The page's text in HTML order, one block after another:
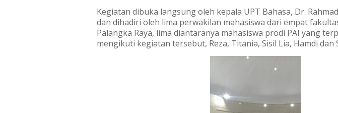
Kegiatan dibuka langsung oleh kepala UPT Bahasa, Dr.
dan dihadiri oleh lima perwakilan mahasiswa dari empat
Palangka Raya, lima diantaranya mahasiswa prodi PAI yang
mengikuti kegiatan tersebut, Reza, Titania, Sisil Lia, Hamdi dan